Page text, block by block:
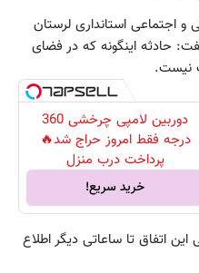
اجتماعی استانداری لرستان
حادثه اینگونه که در فضای
نیست.
دوربین لامپی چرخشی 360
درجه فقط امروز حراج شد🔥
پرداخت درب منزل
خرید سریع!
اتفاق تا ساعاتی دیگر اطلاع